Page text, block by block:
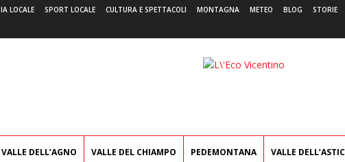
LOCALE SPORT LOCALE CULTURA E SPETTACOLI MONTAGNA METEO BLOG STORIE
L'Eco
VALLE DELL’AGNO VALLE DEL CHIAMPO PEDEMONTANA VALLE